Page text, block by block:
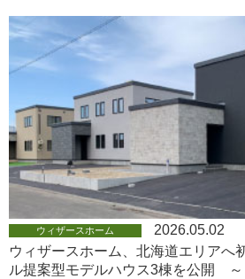
ウィザースホーム
2026.05.02
ウィザースホーム、北海道エリア
ル提案型モデルハウス3棟を公開 ～